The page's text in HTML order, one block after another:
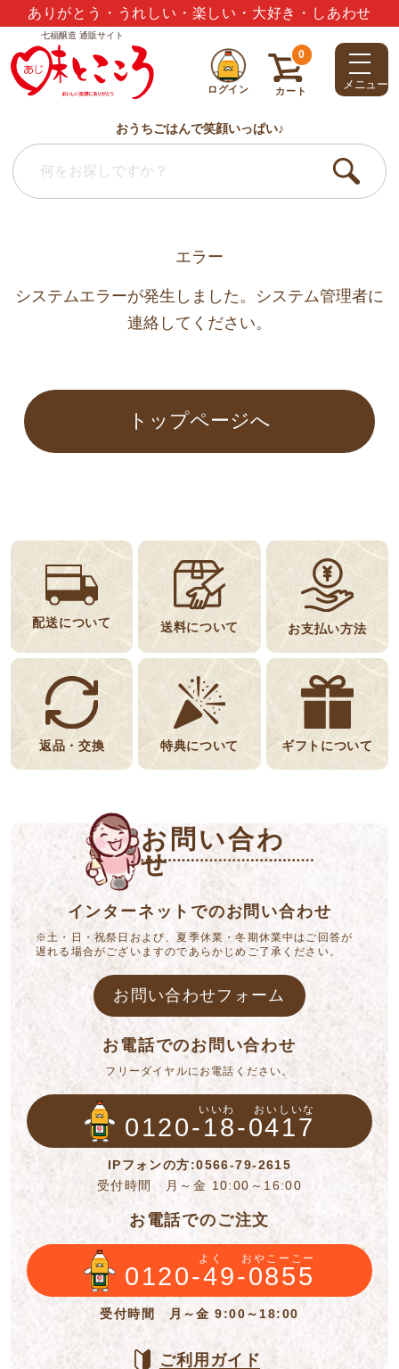
ありがとう・うれしい・楽しい・大好き・しあわせ
七福醸造 通販サイト
ログイン
0
カート メニュー
おうちごはんで笑顔いっぱい♪
エラー
システムエラーが発生しました。システム管理者に
連絡してください。
トップページへ
配送について 送料について お支払い方法
返品・交換 特典について ギフトについて
お問い合わ
せ
インターネットでのお問い合わせ
※土・日・祝祭日および、夏季休業・冬期休業中はご回答が
遅れる場合がございますのであらかじめご了承ください。
お問い合わせフォーム
お電話でのお問い合わせ
フリーダイヤルにお電話ください。
いいわ おいしいな
0120-18-0417
IPフォンの方:0566-79-2615
受付時間 月～金 10:00～16:00
お電話でのご注文
よく おやこーこー
0120-49-0855
受付時間 月～金 9:00～18:00
ご利用ガイド